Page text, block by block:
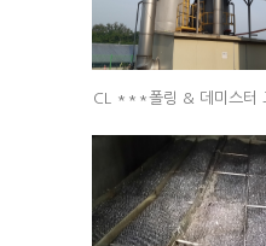
CL ***폴링 & 데미스터